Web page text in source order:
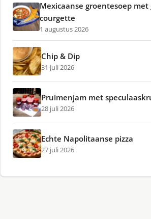
Mexicaanse groentesoep
courgette
1 augustus 2026
Chip & Dip
31 juli 2026
Pruimenjam met
28 juli 2026
Echte Napolitaanse pizza
27 juli 2026